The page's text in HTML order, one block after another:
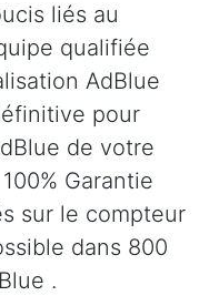
liés au
qualifiée
AdBlue
pour
de votre
Garantie
sur le compteur
dans 800
.